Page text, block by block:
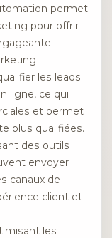
permet
pour offrir
les leads
ligne, ce qui
et permet
plus qualifiées.
des outils
envoyer
canaux de
client et
les